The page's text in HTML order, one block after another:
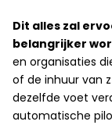
Dit alles zal
belangrijker
en organisaties
of de inhuur van
dezelfde voet
automatische